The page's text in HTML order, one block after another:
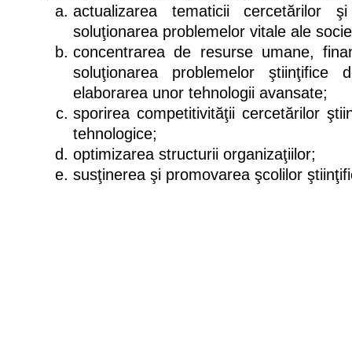
actualizarea tematicii cercetărilor
soluţionarea problemelor vitale ale
concentrarea de resurse umane,
soluţionarea problemelor ştiinţifice
elaborarea unor tehnologii avansate;
sporirea competitivităţii cercetărilor
tehnologice;
optimizarea structurii organizaţiilor;
susţinerea şi promovarea şcolilor